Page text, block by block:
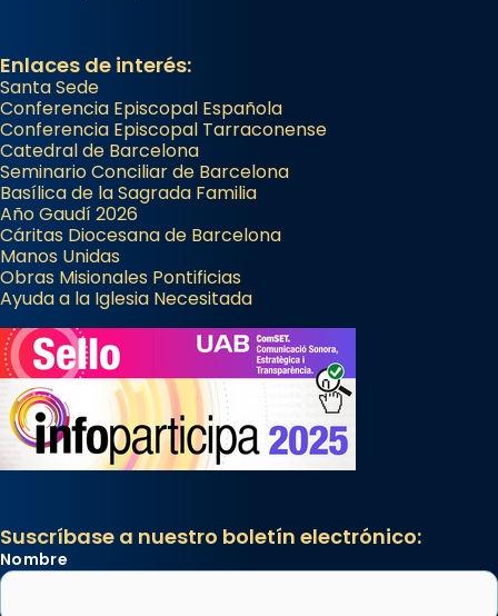
Enlaces de interés:
Santa Sede
Conferencia Episcopal Española
Conferencia Episcopal Tarraconense
Catedral de Barcelona
Seminario Conciliar de Barcelona
Basílica de la Sagrada Familia
Año Gaudí 2026
Cáritas Diocesana de Barcelona
Manos Unidas
Obras Misionales Pontificias
Ayuda a la Iglesia Necesitada
Suscríbase a nuestro boletín electrónico:
Nombre